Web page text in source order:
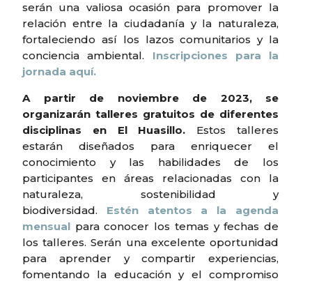
serán una valiosa ocasión para promover la
relación entre la ciudadanía y la naturaleza,
fortaleciendo así los lazos comunitarios y la
conciencia ambiental. Inscripciones para la
jornada aquí.
A partir de noviembre de 2023, se
organizarán talleres gratuitos de diferentes
disciplinas en El Huasillo.
Estos talleres
estarán diseñados para enriquecer el
conocimiento y las habilidades de los
participantes en áreas relacionadas con la
naturaleza, sostenibilidad y
biodiversidad. Estén atentos a la agenda
mensual para conocer los temas y fechas de
los talleres. Serán una excelente oportunidad
para aprender y compartir experiencias,
fomentando la educación y el compromiso